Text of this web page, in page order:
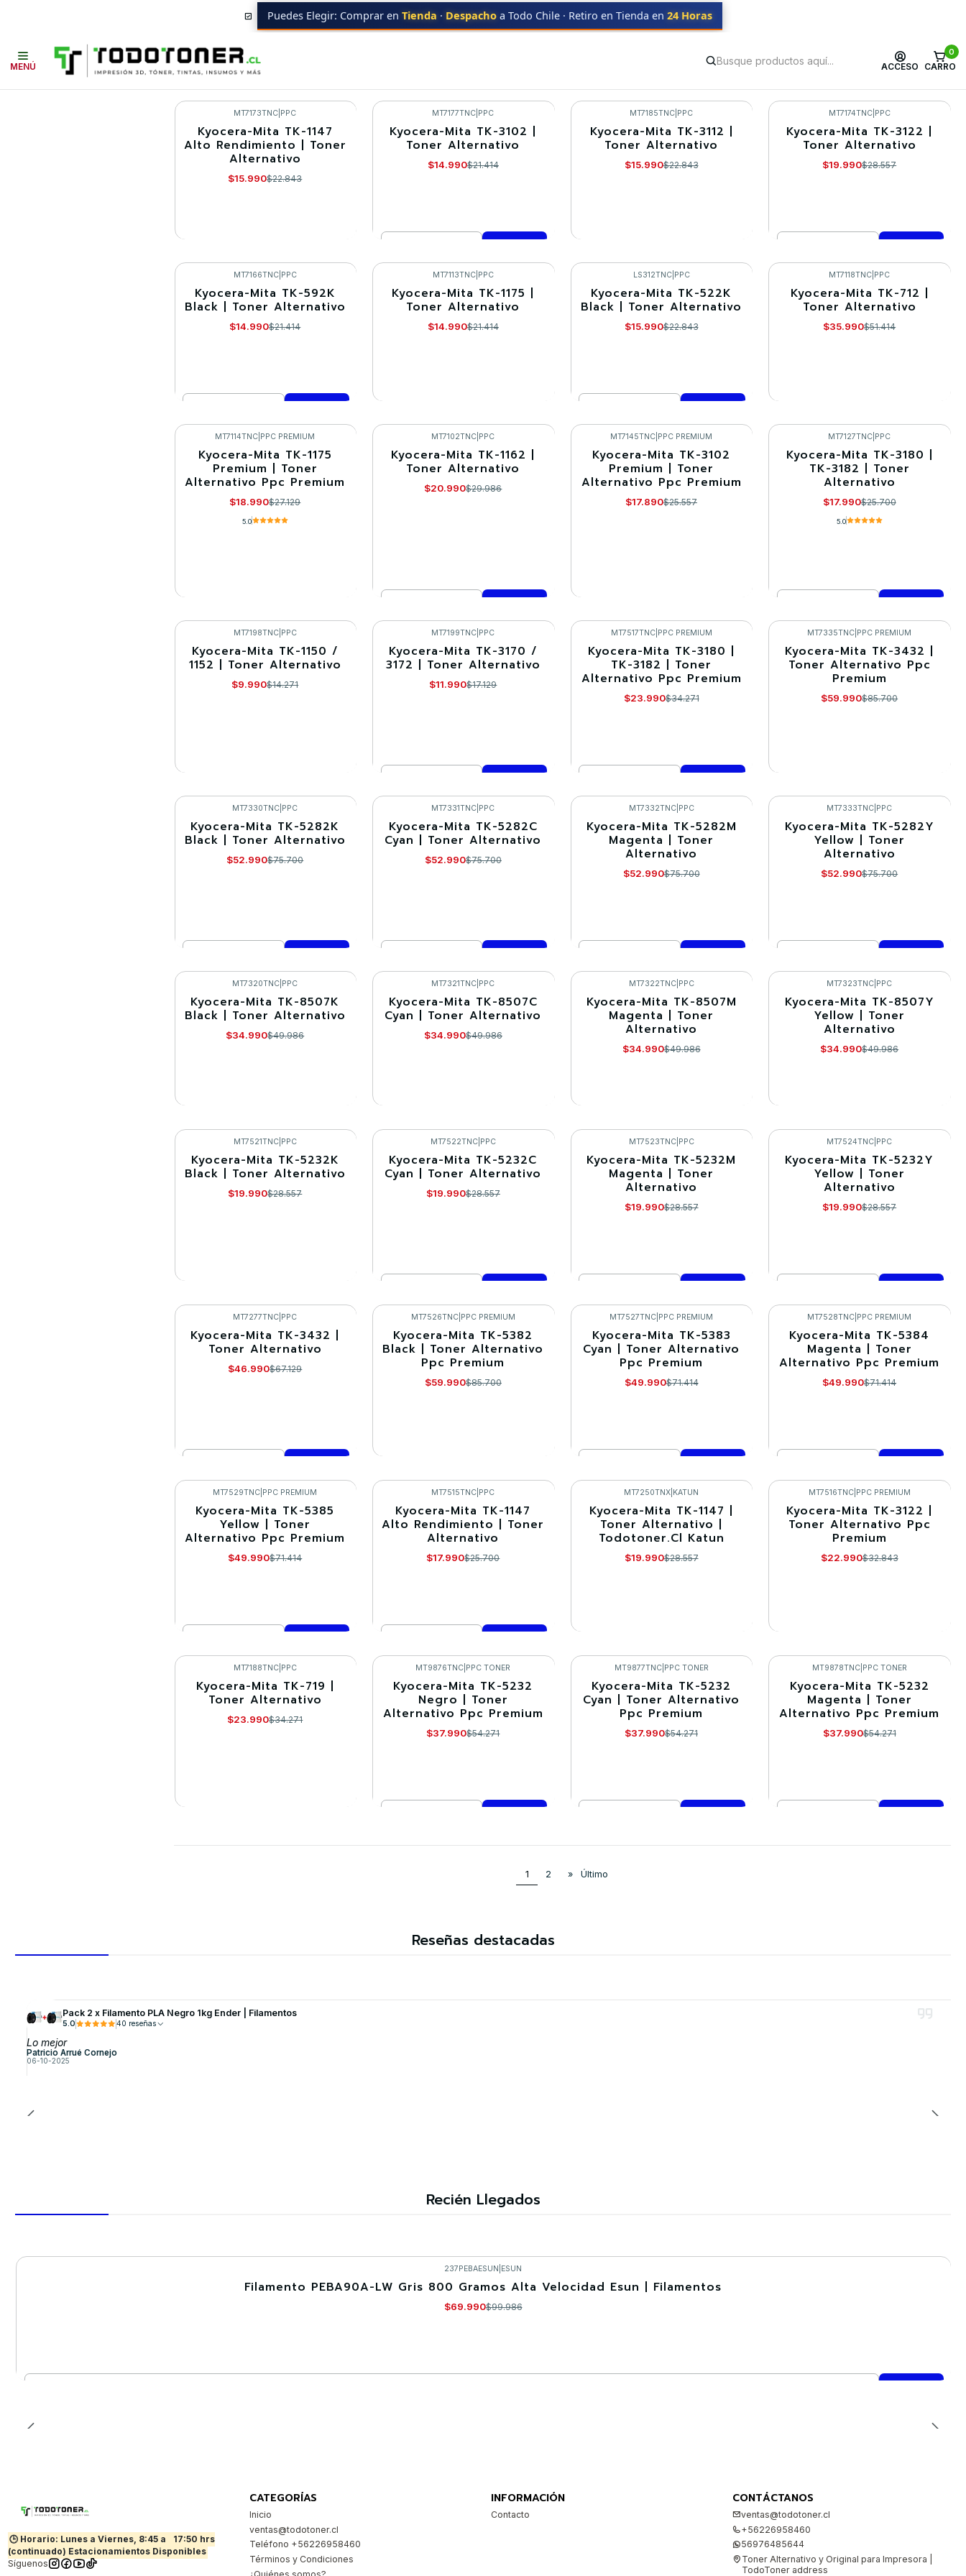
MENÚ ACCESO
0
CARRO
Puedes Elegir: Comprar en Tienda · Despacho a Todo Chile · Retiro en Tienda en 24 Horas
KYOCERA-MITA Equipos KYOCERA-MITA
Equipos KYOCERA-MITA
-30%
MT7173TNC PPC
Kyocera-Mita TK-1147
Alto Rendimiento | Toner
Alternativo
$15.990$22.843
VER DETALLES
-30%
MT7177TNC PPC
Kyocera-Mita TK-3102 |
Toner Alternativo
$14.990$21.414
Comprar ahora
-30%
MT7185TNC PPC
Kyocera-Mita TK-3112 |
Toner Alternativo
$15.990$22.843
VER DETALLES
-30%
MT7174TNC| PPC
Kyocera-Mita TK-3122 |
Toner Alternativo
$19.990$28.557
Comprar ahora
-30%
MT7166TNC| PPC
Kyocera-Mita TK-592K
Black | Toner Alternativo
$14.990$21.414
Comprar ahora
-30%
MT7113TNC| PPC
Kyocera-Mita TK-1175 |
Toner Alternativo
$14.990$21.414
VER DETALLES
-30%
LS312TNC| PPC
Kyocera-Mita TK-522K
Black | Toner Alternativo
$15.990$22.843
Comprar ahora
-30%
MT7118TNC PPC
Kyocera-Mita TK-712 |
Toner Alternativo
$35.990$51.414
VER DETALLES
-30%
Agotado
MT7114TNC PPC PREMIUM
Kyocera-Mita TK-1175
Premium | Toner
Alternativo Ppc Premium
$18.990$27.129
5.0
VER DETALLES
-30%
MT7102TNC PPC
Kyocera-Mita TK-1162 |
Toner Alternativo
$20.990$29.986
Comprar ahora
-30%
Agotado
MT7145TNC PPC PREMIUM
Kyocera-Mita TK-3102
Premium | Toner
Alternativo Ppc Premium
$17.890$25.557
VER DETALLES
-30%
MT7127TNC PPC
Kyocera-Mita TK-3180 |
TK-3182 | Toner
Alternativo
$17.990$25.700
5.0
Comprar ahora
-30%
MT7198TNC| PPC
Kyocera-Mita TK-1150 /
1152 | Toner Alternativo
$9.990$14.271
VER DETALLES
-30%
MT7199TNC PPC
Kyocera-Mita TK-3170 /
3172 | Toner Alternativo
$11.990$17.129
Comprar ahora
-30%
MT7517TNC| PPC PREMIUM
Kyocera-Mita TK-3180 |
TK-3182 | Toner
Alternativo Ppc Premium
$23.990$34.271
Comprar ahora
-30%
MT7335TNC PPC PREMIUM
Kyocera-Mita TK-3432 |
Toner Alternativo Ppc
Premium
$59.990$85.700
VER DETALLES
-30%
MT7330TNC PPC
Kyocera-Mita TK-5282K
Black | Toner Alternativo
$52.990$75.700
Comprar ahora
-30%
MT7331TNC PPC
Kyocera-Mita TK-5282C
Cyan | Toner Alternativo
$52.990$75.700
Comprar ahora
-30%
MT7332TNC| PPC
Kyocera-Mita TK-5282M
Magenta | Toner
Alternativo
$52.990$75.700
Comprar ahora
-30%
MT7333TNC PPC
Kyocera-Mita TK-5282Y
Yellow | Toner
Alternativo
$52.990$75.700
Comprar ahora
-30%
MT7320TNC PPC
Kyocera-Mita TK-8507K
Black | Toner Alternativo
$34.990$49.986
VER DETALLES
-30%
MT7321TNC PPC
Kyocera-Mita TK-8507C
Cyan | Toner Alternativo
$34.990$49.986
VER DETALLES
-30%
MT7322TNC| PPC
Kyocera-Mita TK-8507M
Magenta | Toner
Alternativo
$34.990$49.986
VER DETALLES
-30%
MT7323TNC PPC
Kyocera-Mita TK-8507Y
Yellow | Toner
Alternativo
$34.990$49.986
VER DETALLES
-30%
MT7521TNC| PPC
Kyocera-Mita TK-5232K
Black | Toner Alternativo
$19.990$28.557
VER DETALLES
-30%
MT7522TNC| PPC
Kyocera-Mita TK-5232C
Cyan | Toner Alternativo
$19.990$28.557
Comprar ahora
-30%
MT7523TNC| PPC
Kyocera-Mita TK-5232M
Magenta | Toner
Alternativo
$19.990$28.557
Comprar ahora
-30%
MT7524TNC PPC
Kyocera-Mita TK-5232Y
Yellow | Toner
Alternativo
$19.990$28.557
Comprar ahora
-30%
MT7277TNC PPC
Kyocera-Mita TK-3432 |
Toner Alternativo
$46.990$67.129
Comprar ahora
-30%
MT7526TNC| PPC PREMIUM
Kyocera-Mita TK-5382
Black | Toner Alternativo
Ppc Premium
$59.990$85.700
VER DETALLES
-30%
MT7527TNC PPC PREMIUM
Kyocera-Mita TK-5383
Cyan | Toner Alternativo
Ppc Premium
$49.990$71.414
Comprar ahora
-30%
MT7528TNC PPC PREMIUM
Kyocera-Mita TK-5384
Magenta | Toner
Alternativo Ppc Premium
$49.990$71.414
Comprar ahora
-30%
MT7529TNC PPC PREMIUM
Kyocera-Mita TK-5385
Yellow | Toner
Alternativo Ppc Premium
$49.990$71.414
Comprar ahora
-30%
MT7515TNC PPC
Kyocera-Mita TK-1147
Alto Rendimiento | Toner
Alternativo
$17.990$25.700
Comprar ahora
-30%
Agotado
MT7250TNX KATUN
Kyocera-Mita TK-1147 |
Toner Alternativo |
Todotoner.Cl Katun
$19.990$28.557
VER DETALLES
-30%
MT7516TNC| PPC PREMIUM
Kyocera-Mita TK-3122 |
Toner Alternativo Ppc
Premium
$22.990$32.843
VER DETALLES
-30%
MT7188TNC| PPC
Kyocera-Mita TK-719 |
Toner Alternativo
$23.990$34.271
-30%
MT9876TNC PPC TONER
Kyocera-Mita TK-5232
Negro | Toner
Alternativo Ppc Premium
$37.990$54.271
-30%
MT9877TNC| PPC TONER
Kyocera-Mita TK-5232
Cyan | Toner Alternativo
Ppc Premium
$37.990$54.271
-30%
MT9878TNC| PPC TONER
Kyocera-Mita TK-5232
Magenta | Toner
Alternativo Ppc Premium
$37.990$54.271
1 2 » Último
Reseñas destacadas
Pack 2 x Filamento PLA Negro 1kg Ender | Filamentos
5.0 40 reseñas
Lo mejor
Patricio Arrué Cornejo
06-10-2025
Recién Llegados
237PEBAESUN ESUN
Filamento PEBA90A-LW Gris 800 Gramos Alta Velocidad Esun | Filamentos
$69.990$99.986
🕒 Horario: Lunes a Viernes, 8:45 a
17:50 hrs
(continuado) Estacionamientos Disponibles
Síguenos
CATEGORÍAS
Inicio
ventas@todotoner.cl
Teléfono +56226958460
Términos y Condiciones
¿Quiénes somos?
INFORMACIÓN
Contacto
CONTÁCTANOS
ventas@todotoner.cl
+56226958460
56976485644
Toner Alternativo y Original para Impresora |
TodoToner address